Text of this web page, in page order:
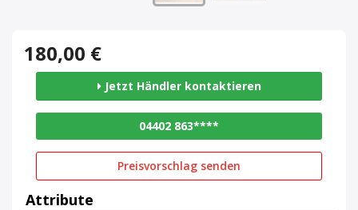
180,00 €
Jetzt Händler kontaktieren
04402 863****
Preisvorschlag senden
Attribute